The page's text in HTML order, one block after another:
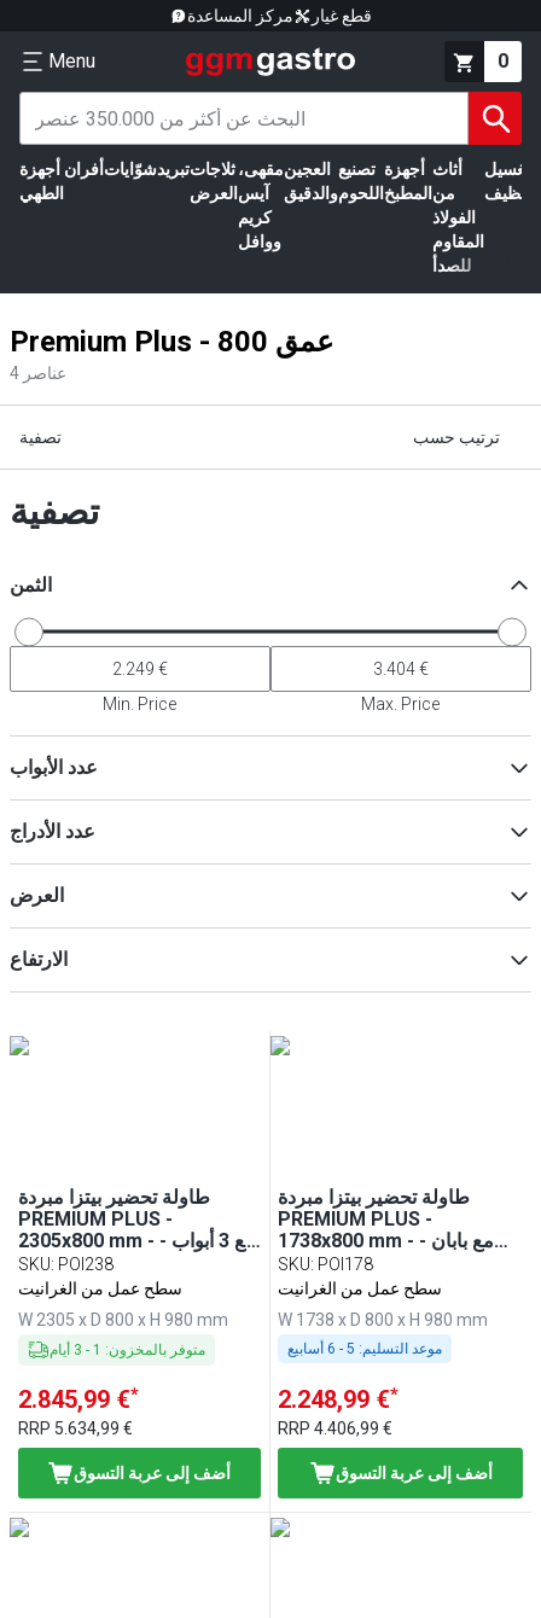
مركز المساعدة قطع غيار
Menu 0
أجهزة
الطهي
أفران شوّاياتتبريدثلاجات
العرض
مقهى،
آيس
كريم
ووافل
العجين
والدقيق
تصنيع
اللحوم
أجهزة
المطبخ
أثاث
من
الفولاذ
المقاوم
للصدأ
الغسيل
Premium Plus - 800 عمق
4 عناصر
تصفية ترتيب حسب
تصفية
الثمن
Min. Price Max. Price
عدد الأبواب
3(1)
عدد الأدراج
3(1العرض
الارتفاع
طاولة تحضير بيتزا مبردة
PREMIUM PLUS -
2305x800 mm - مع 3 أبواب -
سطح عمل جرانيت
SKU: POI238
سطح عمل من الغرانيت
W 2305 x D 800 x H 980 mm
متوفر بالمخزون:
1
-
3 أيام
2.845,99 €*
RRP 5.634,99 €
أضف إلى عربة التسوق
طاولة تحضير بيتزا مبردة
PREMIUM PLUS -
1738x800 mm - مع بابان -
سطح عمل جرانيت
SKU: POI178
سطح عمل من الغرانيت
W 1738 x D 800 x H 980 mm
موعد التسليم:
2.248,99 €*
RRP4.406,99 €
أضف إلى عربة التسوق